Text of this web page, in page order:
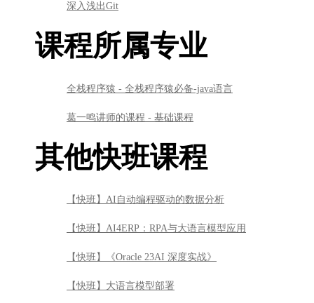
深入浅出Git
课程所属专业
全栈程序猿 - 全栈程序猿必备-java语言
葛一鸣讲师的课程 - 基础课程
其他快班课程
【快班】AI自动编程驱动的数据分析
【快班】AI4ERP：RPA与大语言模型应用
【快班】《Oracle 23AI 深度实战》
【快班】大语言模型部署